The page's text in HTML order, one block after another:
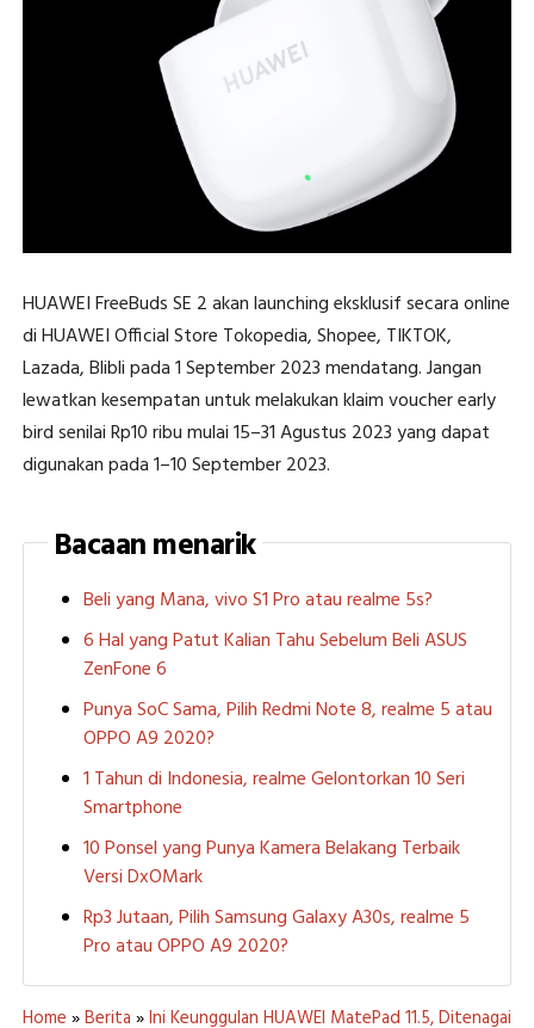
HUAWEI FreeBuds SE 2 akan launching eksklusif secara online
di HUAWEI Official Store Tokopedia, Shopee, TIKTOK,
Lazada, Blibli pada 1 September 2023 mendatang. Jangan
lewatkan kesempatan untuk melakukan klaim voucher early
bird senilai Rp10 ribu mulai 15–31 Agustus 2023 yang dapat
digunakan pada 1–10 September 2023.
Bacaan menarik
Beli yang Mana, vivo S1 Pro atau realme 5s?
6 Hal yang Patut Kalian Tahu Sebelum Beli ASUS
ZenFone 6
Punya SoC Sama, Pilih Redmi Note 8, realme 5 atau
OPPO A9 2020?
1 Tahun di Indonesia, realme Gelontorkan 10 Seri
Smartphone
10 Ponsel yang Punya Kamera Belakang Terbaik
Versi DxOMark
Rp3 Jutaan, Pilih Samsung Galaxy A30s, realme 5
Pro atau OPPO A9 2020?
Home »Berita »Ini Keunggulan HUAWEI MatePad 11.5, Ditenagai